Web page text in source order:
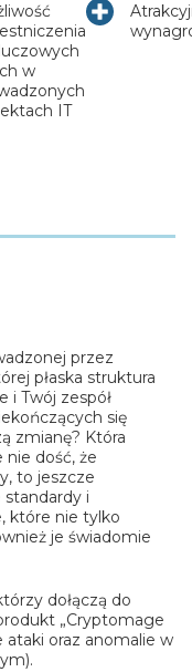
w
IT
przez
płaska struktura
i Twój zespół
się
zmianę? Która
nie dość, że
to jeszcze
i
które nie tylko
je świadomie
dołączą do
„Cryptomage
ataki oraz anomalie w